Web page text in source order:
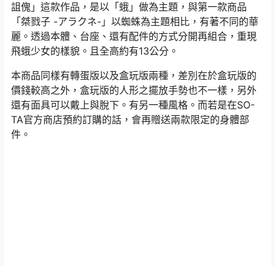
詛傀」這款作品，是以「蛾」做為主題，與第一款商品
「桀戮子 -アラクネ-」以蜘蛛為主題相比，有著不同的華
麗。透過本體、台座、還有配件的方式分開再組合，重現
飛蛾少女的樣貌。且全高約有13公分。
本商品同樣有轉蛋版以及盒玩版兩種，差別在於盒玩版的
價錢較高之外，盒玩版的人形之擺放手勢也不一樣，另外
還有面具可以戴上與脫下。有另一種風格。而若是在SO-
TA官方商店預約訂購的話，會再贈送兩款限定的身體部
件。